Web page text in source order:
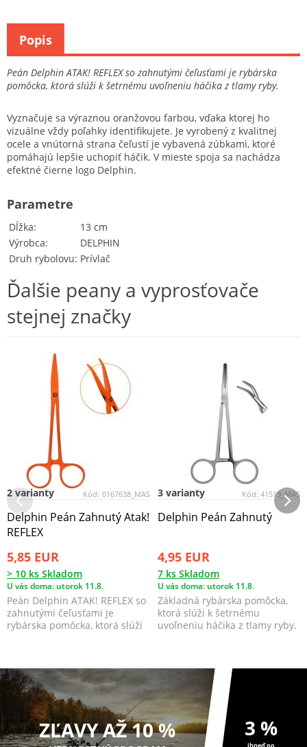
Peán Delphin ATAK! REFLEX so zahnutými čeľusťami je rybárska
pomôcka, ktorá slúži k šetrnému uvoľneniu háčika z tlamy ryby.
Vyznačuje sa výraznou oranžovou farbou, vďaka ktorej ho
vizuálne vždy poľahky identifikujete. Je vyrobený z kvalitnej
ocele a vnútorná strana čeľustí je vybavená zúbkami, ktoré
pomáhajú lepšie uchopiť háčik. V mieste spoja sa nachádza
efektné čierne logo Delphin.
Dĺžka
13 cm
Výrobca
DELPHIN
Druh rybolovu Prívlač
Parametre
Popis
Ďalšie peany a vyprosťovače
stejnej značky
Kód: 0167638_MAS
2 varianty
Delphin Peán Zahnutý Atak!
REFLEX
5,85 EUR
> 10 ks Skladom
U vás doma: utorok 11.8.
Peán Delphin ATAK! REFLEX so
zahnutými čeľusťami je
rybárska pomôcka, ktorá slúži
Kód: 41519_MAS
3 varianty
Delphin Peán Zahnutý
4,95 EUR
7 ks Skladom
U vás doma: utorok 11.8.
Základná rybárska pomôcka,
ktorá slúži k šetrnému
uvoľneniu háčika z tlamy ryby.
ZĽAVY AŽ 10 % 3 %